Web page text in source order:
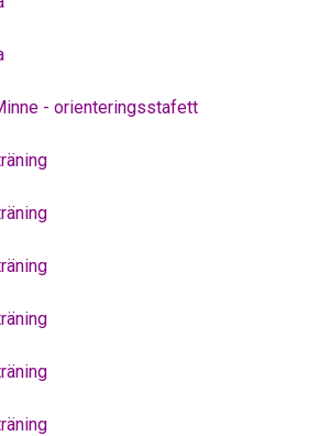
- orienteringsstafett